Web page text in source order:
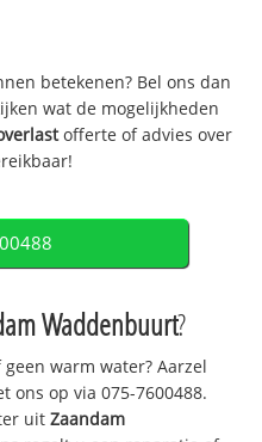
betekenen? Bel ons dan
wat de mogelijkheden
offerte of advies over
Waddenbuurt?
warm water? Aarzel
ons op via 075-7600488.
uitZaandam